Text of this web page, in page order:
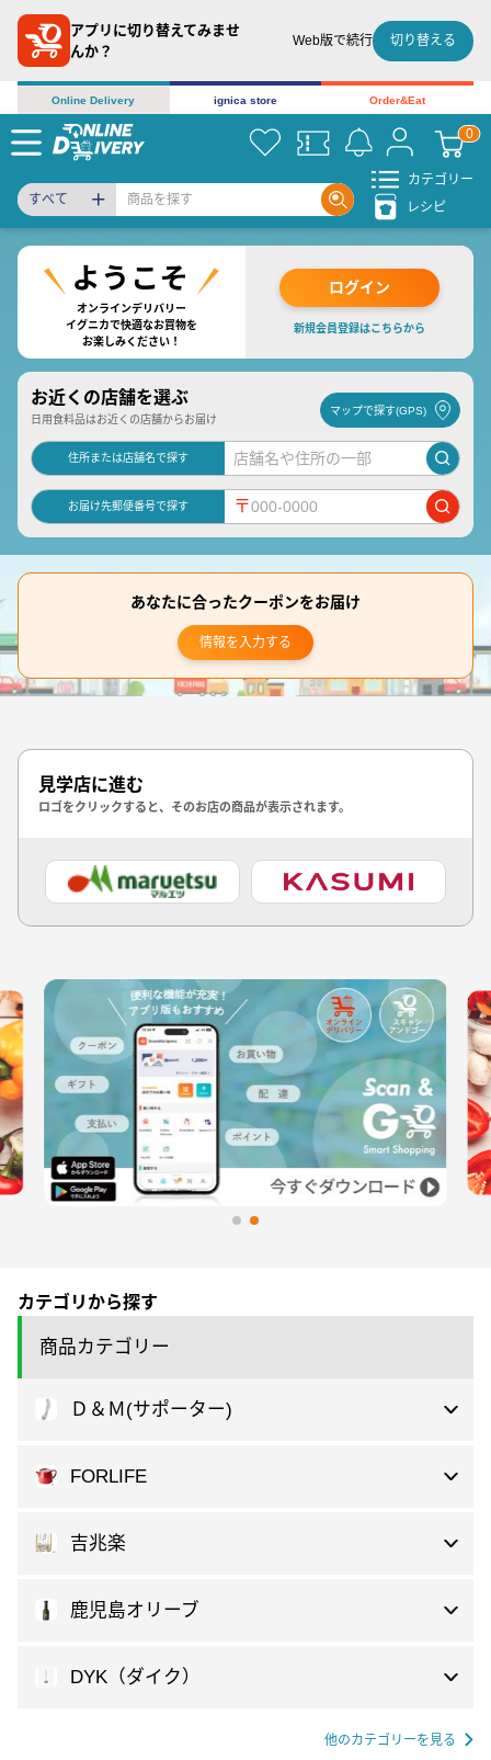
アプリに切り替えてみませ
んか？
Web版で続行 切り替える
Online Delivery ignica store Order&Eat
すべて
カテゴリー
レシピ
オンラインデリバリー
イグニカで快適なお買物を
お楽しみください！
ログイン
新規会員登録はこちらから
お近くの店舗を選ぶ
日用食料品はお近くの店舗からお届け
マップで探す(GPS)
住所または店舗名で探す
お届け先郵便番号で探す 〒
あなたに合ったクーポンをお届け
情報を入力する
見学店に進む
ロゴをクリックすると、そのお店の商品が表示されます。
カテゴリから探す
商品カテゴリー
Ｄ＆Ｍ(サポーター)
FORLIFE
吉兆楽
鹿児島オリーブ
DYK（ダイク）
他のカテゴリーを見る